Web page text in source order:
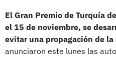
El Gran Premio de Turquía
el 15 de noviembre, se
evitar una propagación de
anunciaron este lunes las